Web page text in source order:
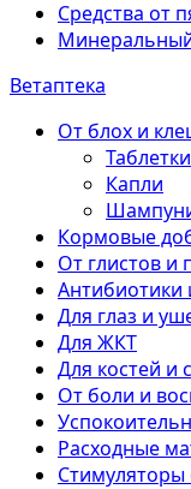
Средства от
Ветаптека
От блох и
Таблетки
Капли
Кормовые
От глистов и
Антибиотики
Для глаз и
Для ЖКТ
Для костей и
От боли и
Расходные